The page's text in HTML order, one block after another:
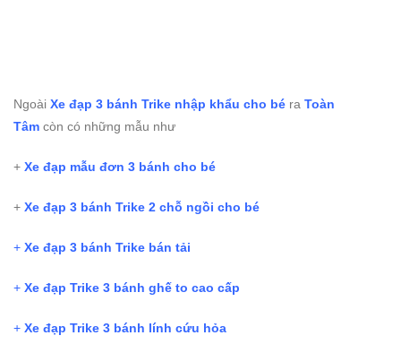
Ngoài Xe đạp 3 bánh Trike nhập khẩu cho bé ra Toàn
Tâm còn có những mẫu như
+ Xe đạp mẫu đơn 3 bánh cho bé
+ Xe đạp 3 bánh Trike 2 chỗ ngồi cho bé
+ Xe đạp 3 bánh Trike bán tải
+ Xe đạp Trike 3 bánh ghế to cao cấp
+ Xe đạp Trike 3 bánh lính cứu hỏa